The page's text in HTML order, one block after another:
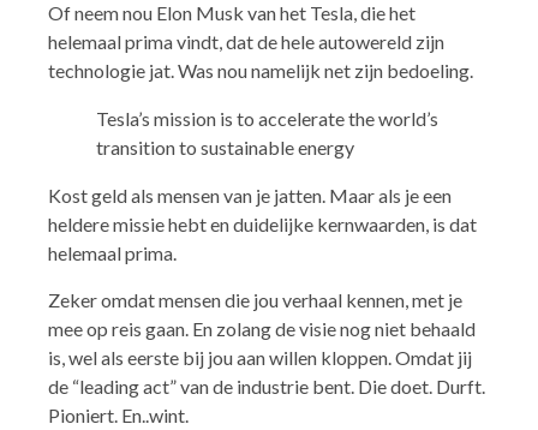
Of neem nou Elon Musk van het Tesla, die het
helemaal prima vindt, dat de hele autowereld zijn
technologie jat. Was nou namelijk net zijn bedoeling.
Tesla’s mission is to accelerate the world’s
transition to sustainable energy
Kost geld als mensen van je jatten. Maar als je een
heldere missie hebt en duidelijke kernwaarden, is dat
helemaal prima.
Zeker omdat mensen die jou verhaal kennen, met je
mee op reis gaan. En zolang de visie nog niet behaald
is, wel als eerste bij jou aan willen kloppen. Omdat jij
de “leading act” van de industrie bent. Die doet. Durft.
Pioniert. En..wint.